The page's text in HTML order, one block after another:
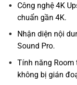
Công nghệ 4K
chuẩn gần 4K.
Nhận diện nội
Sound Pro.
Tính năng Room
không bị gián